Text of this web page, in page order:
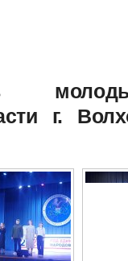
г.